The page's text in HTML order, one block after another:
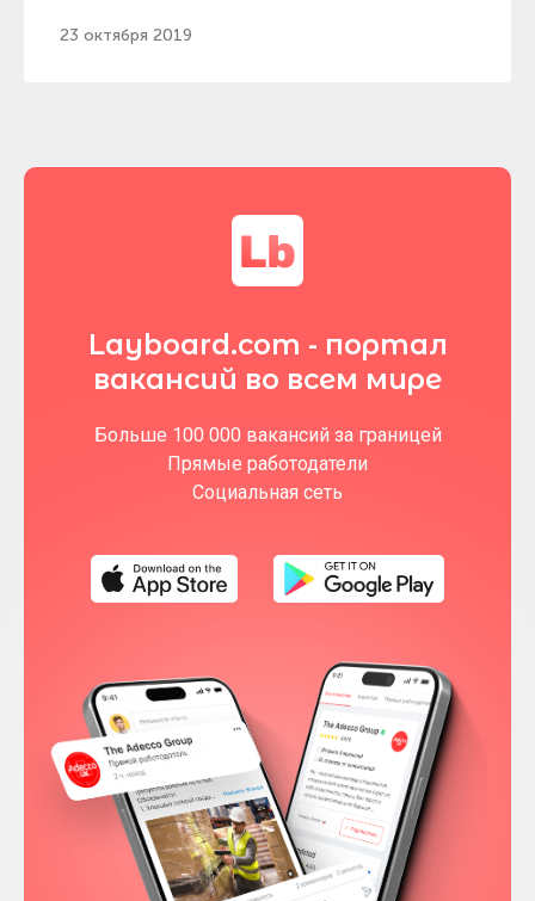
23 октября 2019
Layboard.com - портал
вакансий во всем мире
Больше 100 000 вакансий за границей
Прямые работодатели
Социальная сеть